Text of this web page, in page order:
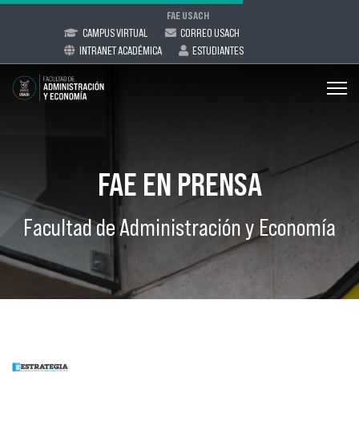
FAE USACH
CAMPUS VIRTUAL
CORREO USACH
INTRANET ACADÉMICA
ESTUDIANTES
FAE EN PRENSA
Facultad de Administración y Economía